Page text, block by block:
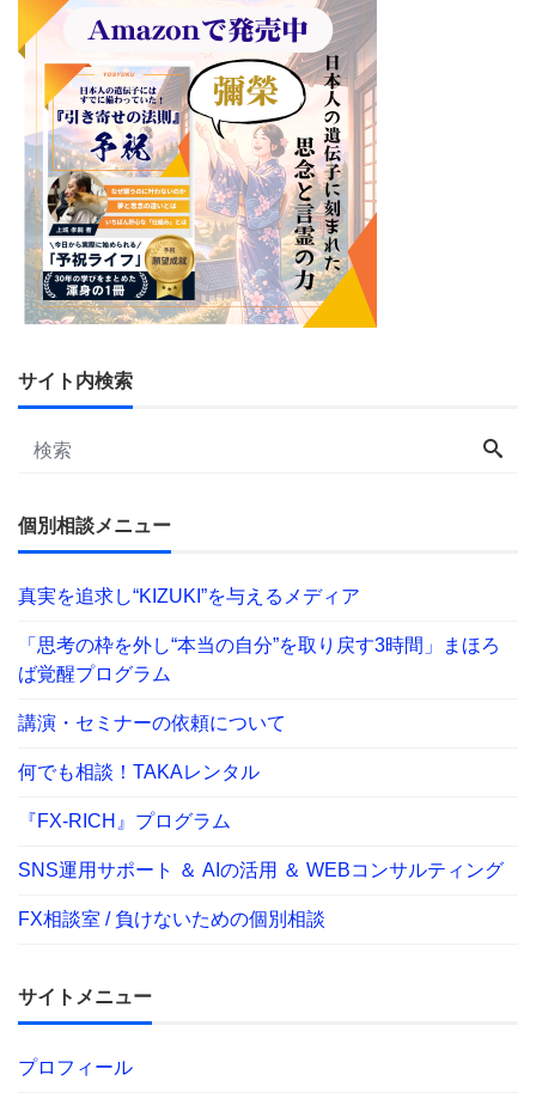
サイト内検索
個別相談メニュー
真実を追求し“KIZUKI”を与えるメディア
「思考の枠を外し“本当の自分”を取り戻す3時間」まほろ
ば覚醒プログラム
講演・セミナーの依頼について
何でも相談！TAKAレンタル
『FX-RICH』プログラム
SNS運用サポート ＆ AIの活用 ＆ WEBコンサルティング
FX相談室 / 負けないための個別相談
サイトメニュー
プロフィール